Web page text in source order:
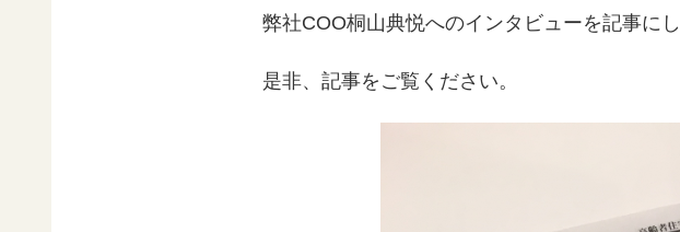
弊社COO桐山典悦へのインタビューを記事に
是非、記事をご覧ください。